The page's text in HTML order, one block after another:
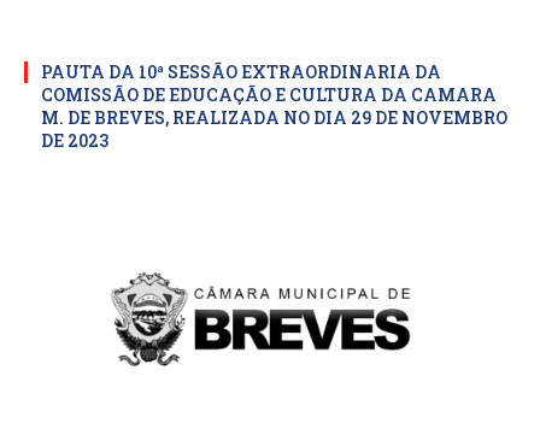
PAUTA DA 10ª SESSÃO EXTRAORDINARIA DA
COMISSÃO DE EDUCAÇÃO E CULTURA DA CAMARA
M. DE BREVES, REALIZADA NO DIA 29 DE NOVEMBRO
DE 2023